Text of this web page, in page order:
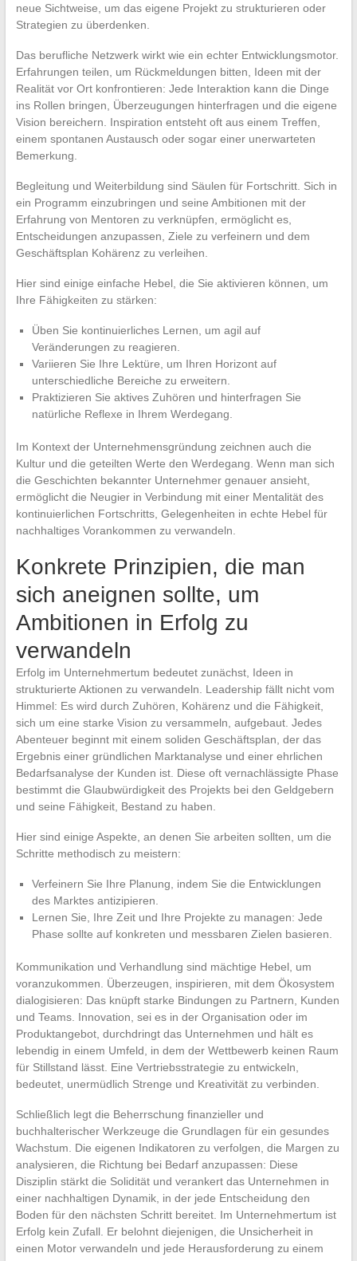
neue Sichtweise, um das eigene Projekt zu strukturieren oder
Strategien zu überdenken.
Das berufliche Netzwerk wirkt wie ein echter Entwicklungsmotor.
Erfahrungen teilen, um Rückmeldungen bitten, Ideen mit der
Realität vor Ort konfrontieren: Jede Interaktion kann die Dinge
ins Rollen bringen, Überzeugungen hinterfragen und die eigene
Vision bereichern. Inspiration entsteht oft aus einem Treffen,
einem spontanen Austausch oder sogar einer unerwarteten
Bemerkung.
Begleitung und Weiterbildung sind Säulen für Fortschritt. Sich in
ein Programm einzubringen und seine Ambitionen mit der
Erfahrung von Mentoren zu verknüpfen, ermöglicht es,
Entscheidungen anzupassen, Ziele zu verfeinern und dem
Geschäftsplan Kohärenz zu verleihen.
Hier sind einige einfache Hebel, die Sie aktivieren können, um
Ihre Fähigkeiten zu stärken:
Üben Sie kontinuierliches Lernen, um agil auf
Veränderungen zu reagieren.
Variieren Sie Ihre Lektüre, um Ihren Horizont auf
unterschiedliche Bereiche zu erweitern.
Praktizieren Sie aktives Zuhören und hinterfragen Sie
natürliche Reflexe in Ihrem Werdegang.
Im Kontext der Unternehmensgründung zeichnen auch die
Kultur und die geteilten Werte den Werdegang. Wenn man sich
die Geschichten bekannter Unternehmer genauer ansieht,
ermöglicht die Neugier in Verbindung mit einer Mentalität des
kontinuierlichen Fortschritts, Gelegenheiten in echte Hebel für
nachhaltiges Vorankommen zu verwandeln.
Konkrete Prinzipien, die man
sich aneignen sollte, um
Ambitionen in Erfolg zu
verwandeln
Erfolg im Unternehmertum bedeutet zunächst, Ideen in
strukturierte Aktionen zu verwandeln. Leadership fällt nicht vom
Himmel: Es wird durch Zuhören, Kohärenz und die Fähigkeit,
sich um eine starke Vision zu versammeln, aufgebaut. Jedes
Abenteuer beginnt mit einem soliden Geschäftsplan, der das
Ergebnis einer gründlichen Marktanalyse und einer ehrlichen
Bedarfsanalyse der Kunden ist. Diese oft vernachlässigte Phase
bestimmt die Glaubwürdigkeit des Projekts bei den Geldgebern
und seine Fähigkeit, Bestand zu haben.
Hier sind einige Aspekte, an denen Sie arbeiten sollten, um die
Schritte methodisch zu meistern:
Verfeinern Sie Ihre Planung, indem Sie die Entwicklungen
des Marktes antizipieren.
Lernen Sie, Ihre Zeit und Ihre Projekte zu managen: Jede
Phase sollte auf konkreten und messbaren Zielen basieren.
Kommunikation und Verhandlung sind mächtige Hebel, um
voranzukommen. Überzeugen, inspirieren, mit dem Ökosystem
dialogisieren: Das knüpft starke Bindungen zu Partnern, Kunden
und Teams. Innovation, sei es in der Organisation oder im
Produktangebot, durchdringt das Unternehmen und hält es
lebendig in einem Umfeld, in dem der Wettbewerb keinen Raum
für Stillstand lässt. Eine Vertriebsstrategie zu entwickeln,
bedeutet, unermüdlich Strenge und Kreativität zu verbinden.
Schließlich legt die Beherrschung finanzieller und
buchhalterischer Werkzeuge die Grundlagen für ein gesundes
Wachstum. Die eigenen Indikatoren zu verfolgen, die Margen zu
analysieren, die Richtung bei Bedarf anzupassen: Diese
Disziplin stärkt die Solidität und verankert das Unternehmen in
einer nachhaltigen Dynamik, in der jede Entscheidung den
Boden für den nächsten Schritt bereitet. Im Unternehmertum ist
Erfolg kein Zufall. Er belohnt diejenigen, die Unsicherheit in
einen Motor verwandeln und jede Herausforderung zu einem